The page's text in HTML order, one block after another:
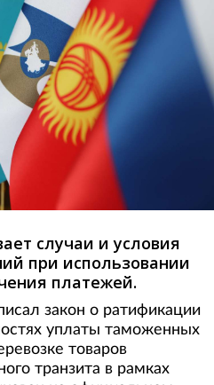
случаи и условия
при использовании
платежей.
закон о ратификации
уплаты таможенных
товаров
транзита в рамках